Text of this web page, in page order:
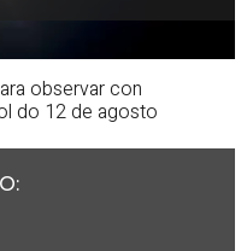
observar con
do 12 de agosto
: